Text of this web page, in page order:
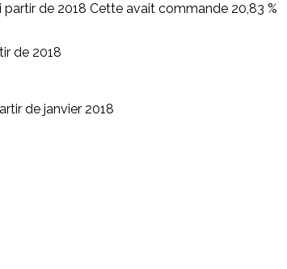
de 2018 Cette avait commande 20,83 %
de 2018
de janvier 2018